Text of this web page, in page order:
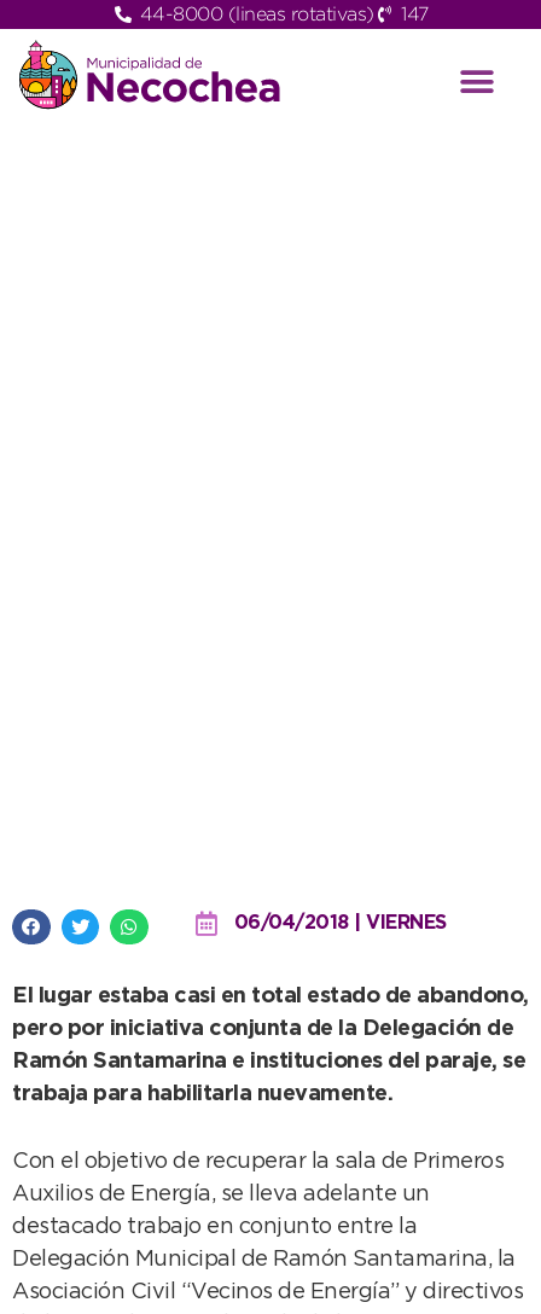
44-8000 (lineas rotativas) 147
06/04/2018 | VIERNES
El lugar estaba casi en total estado de abandono,
pero por iniciativa conjunta de la Delegación de
Ramón Santamarina e instituciones del paraje, se
trabaja para habilitarla nuevamente.
Con el objetivo de recuperar la sala de Primeros
Auxilios de Energía, se lleva adelante un
destacado trabajo en conjunto entre la
Delegación Municipal de Ramón Santamarina, la
Asociación Civil “Vecinos de Energía” y directivos